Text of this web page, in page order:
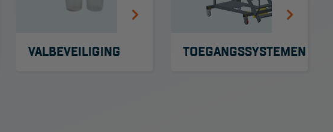
VALBEVEILIGING TOEGANGSSYSTEMEN